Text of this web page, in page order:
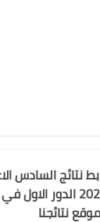
يعلن رفع رواتب
نتائج السادس
2026 الدور الاول
نتائجنا